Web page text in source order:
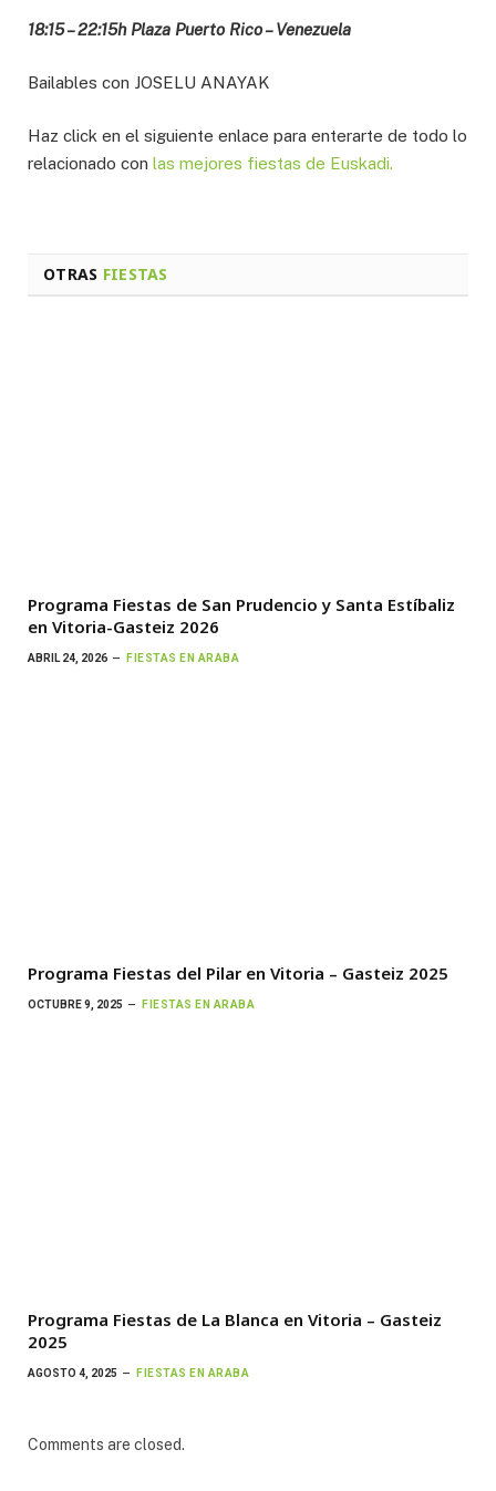
18:15 – 22:15h Plaza Puerto Rico – Venezuela
Bailables con JOSELU ANAYAK
Haz click en el siguiente enlace para enterarte de todo lo
relacionado con las mejores fiestas de Euskadi.
OTRAS FIESTAS
Programa Fiestas de San Prudencio y Santa Estíbaliz
en Vitoria-Gasteiz 2026
ABRIL 24, 2026 FIESTAS EN ARABA
Programa Fiestas del Pilar en Vitoria – Gasteiz 2025
OCTUBRE 9, 2025 FIESTAS EN ARABA
Programa Fiestas de La Blanca en Vitoria – Gasteiz
2025
AGOSTO 4, 2025 FIESTAS EN ARABA
Comments are closed.